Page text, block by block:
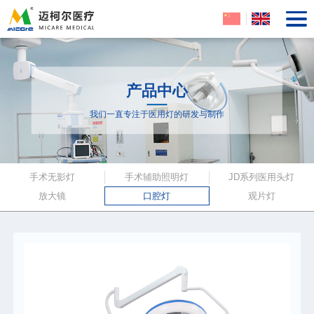
产品中心
我们一直专注于医用灯的研发与制作
手术无影灯 手术辅助照明灯
JD系列医用头灯
放大镜
口腔灯 观片灯